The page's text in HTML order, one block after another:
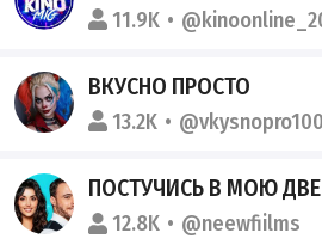
11.9K
ВКУСНО ПРОСТО
13.2K @vkysnopro100
ПОСТУЧИСЬ В МОЮ
12.8K @neewfiilms